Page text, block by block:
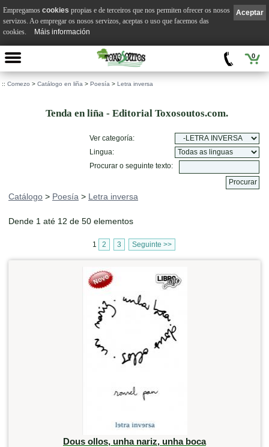
0
:: Comezo > Catálogo en liña > Poesía > Letra inversa
Tenda en liña - Editorial Toxosoutos.com.
Ver categoría:
Lingua:
Procurar o seguinte texto:
Catálogo > Poesía > Letra inversa
Dende 1 até 12 de 50 elementos
1 2 3 Seguinte >>
Dous ollos, unha nariz, unha boca
Aceptar
Empregamos cookies propias e de terceiros que nos permiten ofrecer os nosos
servizos. Ao empregar os nosos servizos, aceptas o uso que facemos das
cookies.
Máis información